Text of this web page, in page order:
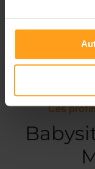
Garde
Ces